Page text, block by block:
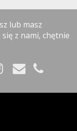
lub masz
z nami, chętnie